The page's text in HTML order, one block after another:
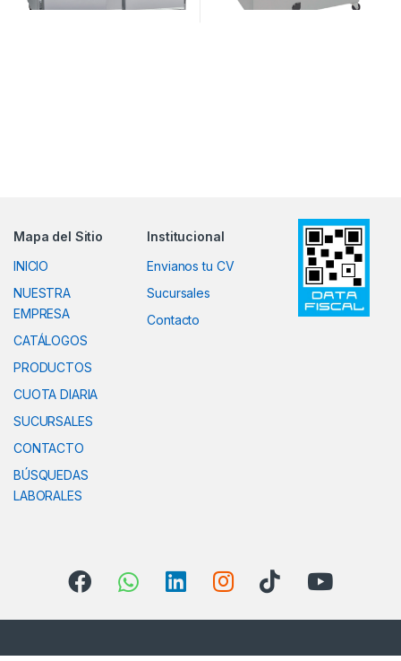
Mapa del Sitio
INICIO
NUESTRA
EMPRESA
CATÁLOGOS
PRODUCTOS
CUOTA DIARIA
SUCURSALES
CONTACTO
BÚSQUEDAS
LABORALES
Institucional
Envianos tu CV
Sucursales
Contacto